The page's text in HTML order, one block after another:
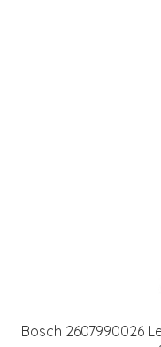
Bosch 2607990026